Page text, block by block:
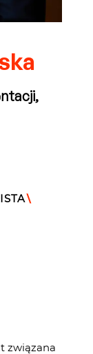
\
związana